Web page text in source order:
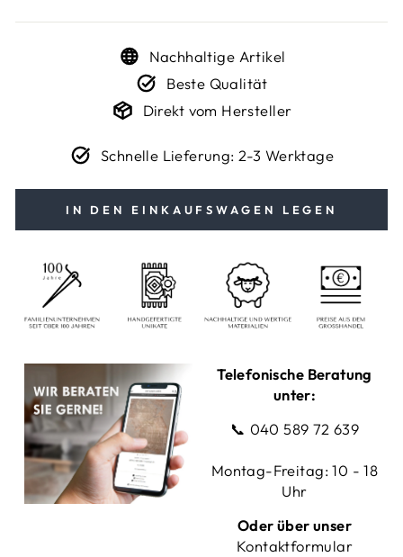
Nachhaltige Artikel
Beste Qualität
Direkt vom Hersteller
Schnelle Lieferung: 2-3 Werktage
IN DEN EINKAUFSWAGEN LEGEN
Telefonische Beratung
unter:
📞 040 589 72 639
Montag-Freitag: 10 - 18
Uhr
Oder über unser
Kontaktformular